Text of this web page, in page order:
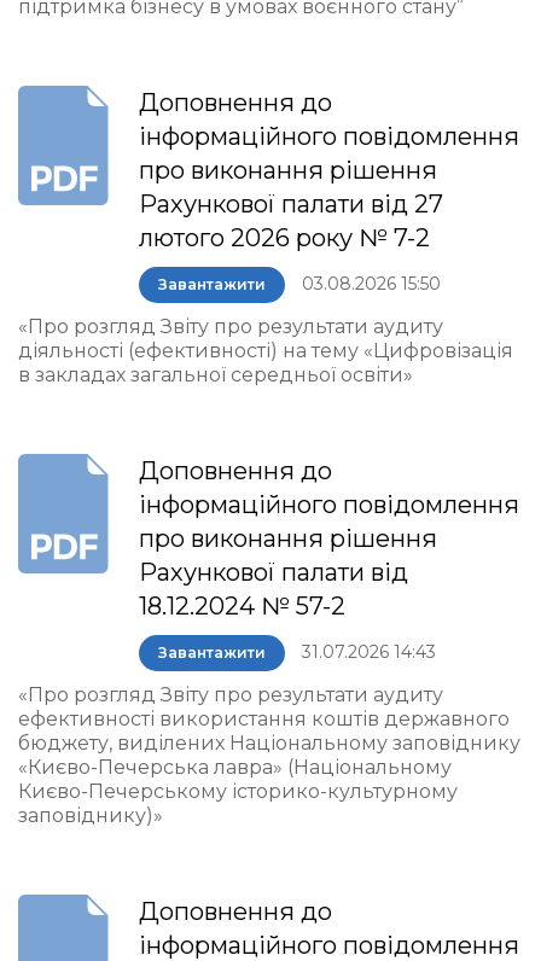
підтримка бізнесу в умовах воєнного стану”
Доповнення до
інформаційного повідомлення
про виконання рішення
Рахункової палати від 27
лютого 2026 року № 7-2
Завантажити 03.08.2026 15:50
«Про розгляд Звіту про результати аудиту
діяльності (ефективності) на тему «Цифровізація
в закладах загальної середньої освіти»
Доповнення до
інформаційного повідомлення
про виконання рішення
Рахункової палати від
18.12.2024 № 57-2
Завантажити 31.07.2026 14:43
«Про розгляд Звіту про результати аудиту
ефективності використання коштів державного
бюджету, виділених Національному заповіднику
«Києво-Печерська лавра» (Національному
Києво-Печерському історико-культурному
заповіднику)»
Доповнення до
інформаційного повідомлення